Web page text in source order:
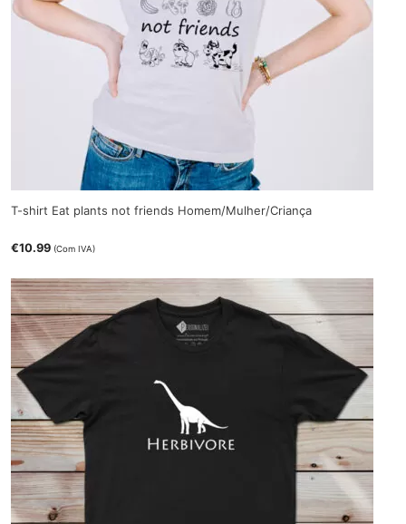
T-shirt Eat plants not friends Homem/Mulher/Criança
€10.99 (Com IVA)